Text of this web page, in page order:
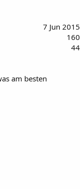
7 Jun 2015
160
44
am besten